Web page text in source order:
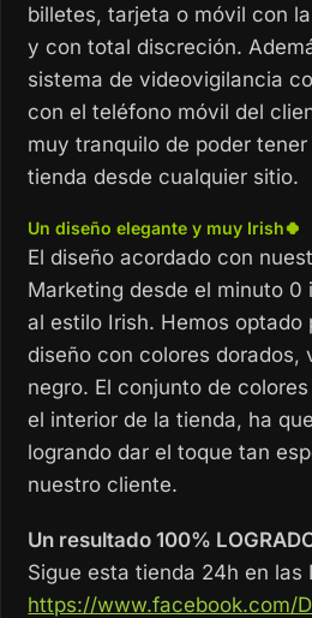
billetes, tarjeta o móvil con
y con total discreción.
sistema de videovigilancia
con el teléfono móvil del
muy tranquilo de poder
tienda desde cualquier sitio.
Un diseño elegante y muy Irish🍀
El diseño acordado con
Marketing desde el minuto 0
al estilo Irish. Hemos optado
diseño con colores dorados,
negro. El conjunto de
el interior de la tienda, ha
logrando dar el toque tan
nuestro cliente.
Un resultado 100%
Sigue esta tienda 24h en las
https://www.facebook.com/